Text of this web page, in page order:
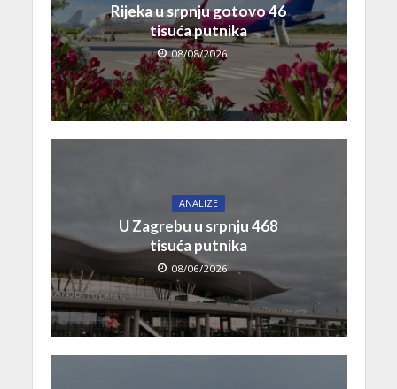
Rijeka u srpnju gotovo 46
tisuća putnika
08/08/2026
ANALIZE
U Zagrebu u srpnju 468
tisuća putnika
08/06/2026